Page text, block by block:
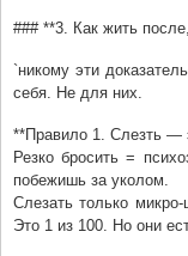
### **3. Как жить
`никому эти
себя. Не для них.
**Правило 1. Слезть —
Резко бросить =
побежишь за уколом.
Слезать только
Это 1 из 100. Но они